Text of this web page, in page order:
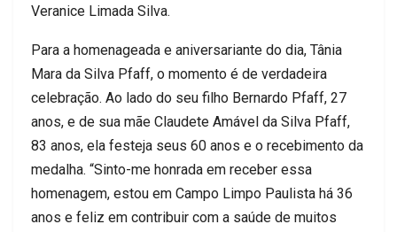
Veranice Limada Silva.
Para a homenageada e aniversariante do dia, Tânia
Mara da Silva Pfaff, o momento é de verdadeira
celebração. Ao lado do seu filho Bernardo Pfaff, 27
anos, e de sua mãe Claudete Amável da Silva Pfaff,
83 anos, ela festeja seus 60 anos e o recebimento da
medalha. “Sinto-me honrada em receber essa
homenagem, estou em Campo Limpo Paulista há 36
anos e feliz em contribuir com a saúde de muitos